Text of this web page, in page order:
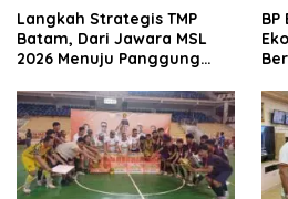
Langkah Strategis TMP
Batam, Dari Jawara MSL
2026 Menuju Panggung